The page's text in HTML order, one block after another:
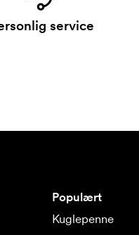
service
Populært
Kuglepenne